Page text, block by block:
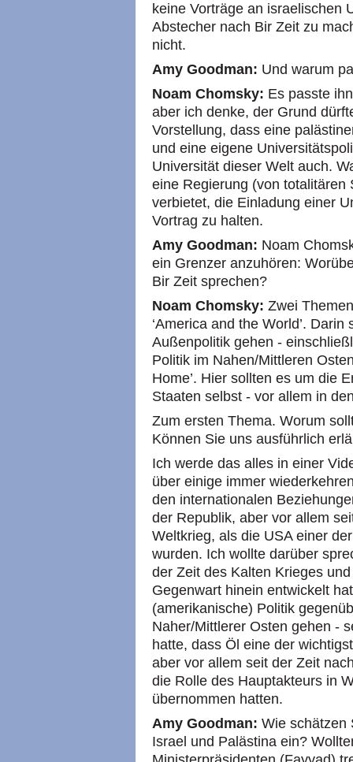
keine Vorträge an israelischen
Abstecher nach Bir Zeit zu
nicht.
Amy Goodman: Und warum
Noam Chomsky: Es passte
aber ich denke, der Grund
Vorstellung, dass eine
und eine eigene
Universität dieser Welt auch.
eine Regierung (von
verbietet, die Einladung einer
Vortrag zu halten.
Amy Goodman: Noam
ein Grenzer anzuhören:
Bir Zeit sprechen?
Noam Chomsky: Zwei
‘America and the World’.
Außenpolitik gehen -
Politik im Nahen/Mittleren
Home’. Hier sollten es um die
Staaten selbst - vor allem in
Zum ersten Thema. Worum
Können Sie uns ausführlich
Ich werde das alles in einer
über einige immer
den internationalen
der Republik, aber vor allem
Weltkrieg, als die USA einer
wurden. Ich wollte darüber
der Zeit des Kalten Krieges
Gegenwart hinein entwickelt
(amerikanische) Politik
Naher/Mittlerer Osten gehen -
hatte, dass Öl eine der
aber vor allem seit der Zeit
die Rolle des Hauptakteurs in
übernommen hatten.
Amy Goodman: Wie schätzen
Israel und Palästina ein?